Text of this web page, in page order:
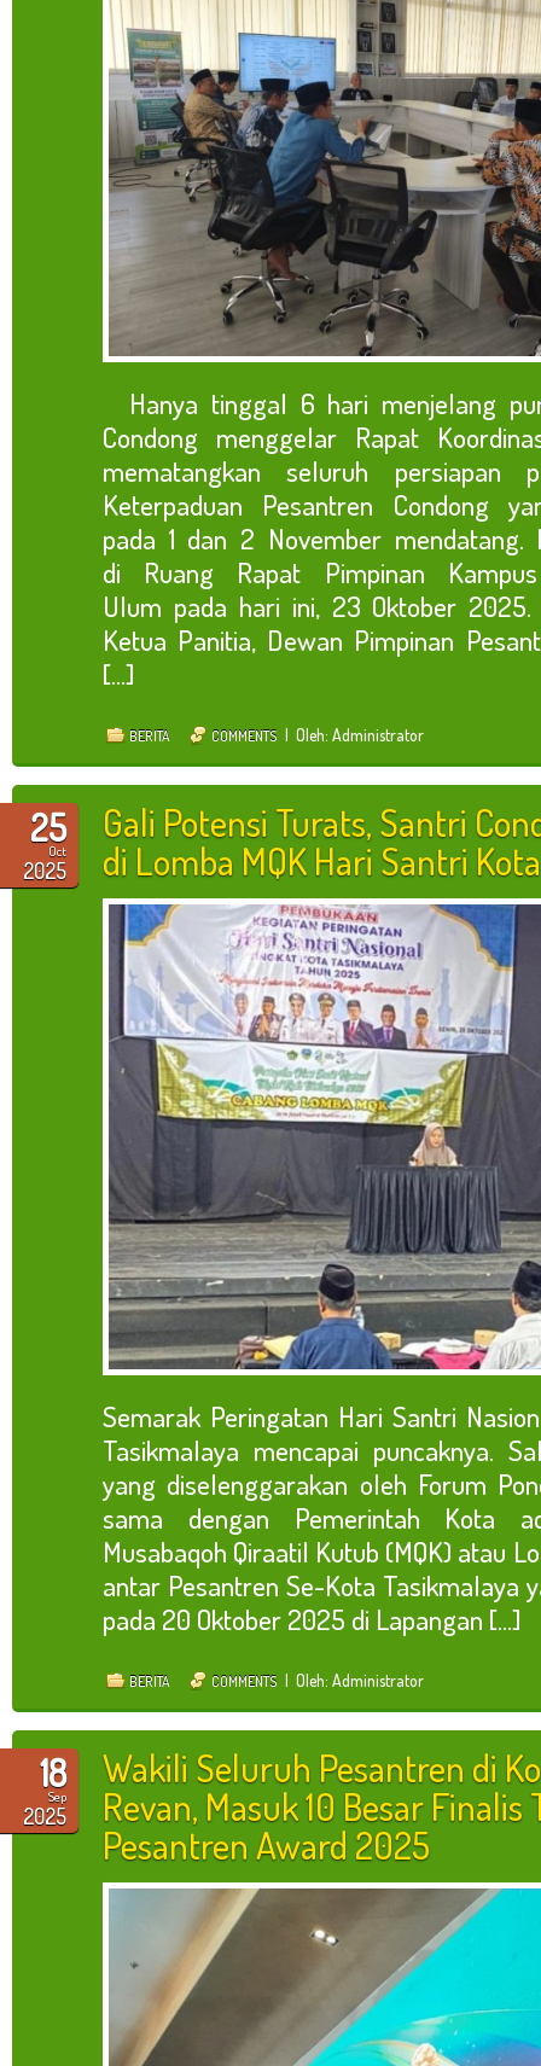
Hanya tinggal 6 hari menjelang
Condong menggelar Rapat
mematangkan seluruh persiapan
Keterpaduan Pesantren Condong
pada 1 dan 2 November mendatang.
di Ruang Rapat Pimpinan
Ulum pada hari ini, 23 Oktober
Ketua Panitia, Dewan Pimpinan
[...]
BERITA COMMENTS | Oleh: Administrator
25
Oct
2025
Gali Potensi Turats, Santri
di Lomba MQK Hari Santri
Semarak Peringatan Hari Santri
Tasikmalaya mencapai puncaknya.
yang diselenggarakan oleh Forum
sama dengan Pemerintah Kota
Musabaqoh Qiraatil Kutub (MQK) atau
antar Pesantren Se-Kota Tasikmalaya
pada 20 Oktober 2025 di Lapangan [...]
BERITA COMMENTS | Oleh: Administrator
18
Sep
2025
Wakili Seluruh Pesantren di
Revan, Masuk 10 Besar
Pesantren Award 2025